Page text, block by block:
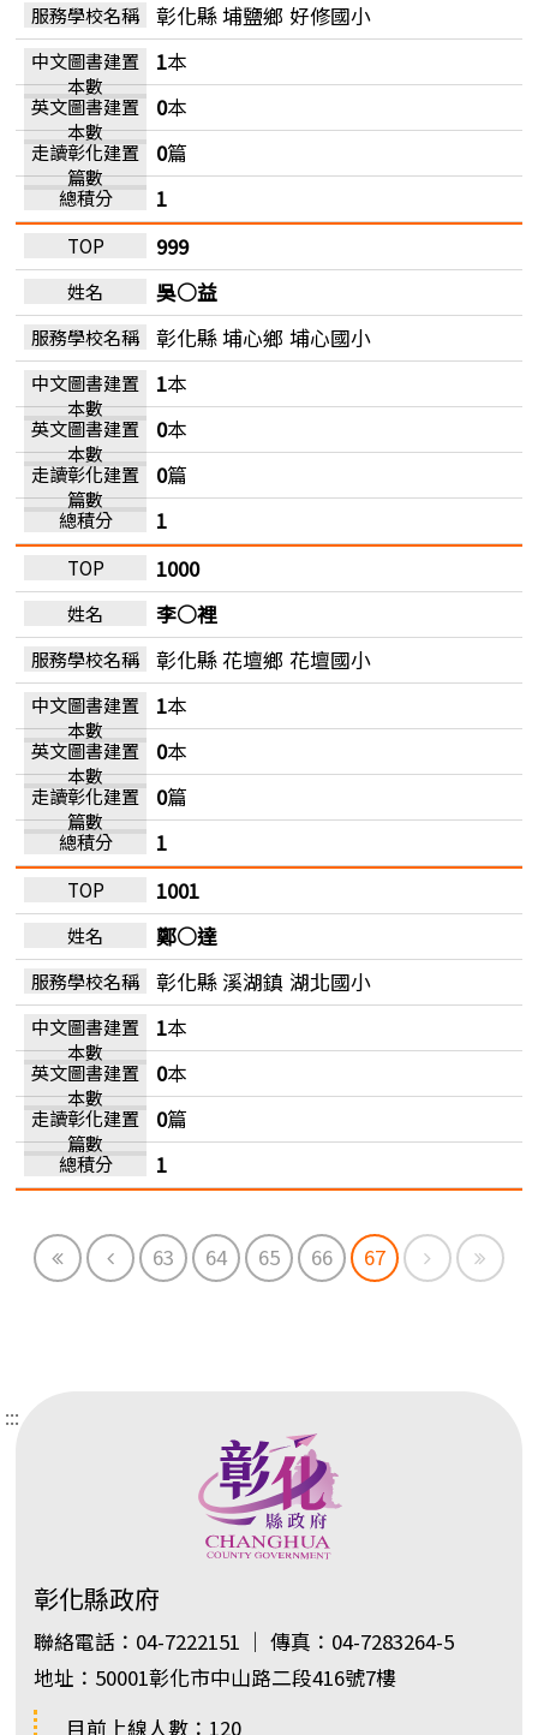
彰化縣 埔鹽鄉 好修國小
1本
0本
0篇
1
999
吳○益
彰化縣 埔心鄉 埔心國小
1本
0本
0篇
1
1000
李○裡
彰化縣 花壇鄉 花壇國小
1本
0本
0篇
1
1001
鄭○達
彰化縣 溪湖鎮 湖北國小
1本
0本
0篇
1
First Previous
63 64 65 66 67 Next End
:::
彰化縣政府
聯絡電話：04-7222151 ｜ 傳真：04-7283264-5
地址：50001彰化市中山路二段416號7樓
目前上線人數：120